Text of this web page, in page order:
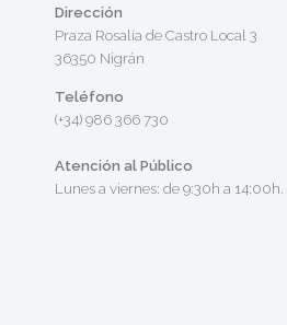
Dirección
Praza Rosalía de Castro Local 3
36350 Nigrán
Teléfono
(+34) 986 366 730
Atención al Público
Lunes a viernes: de 9:30h a 14:00h.